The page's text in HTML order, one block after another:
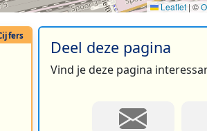
Leaflet | ©
Deel deze pagina
Vind je deze pagina